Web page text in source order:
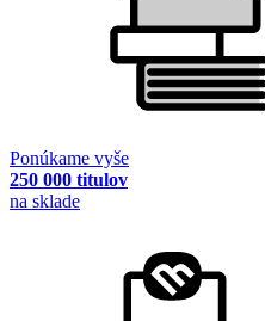
Ponúkame vyše
250 000 titulov
na sklade